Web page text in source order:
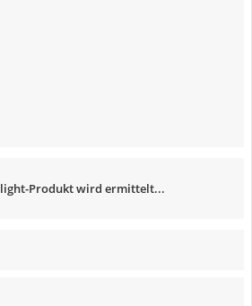
Produkt wird ermittelt...